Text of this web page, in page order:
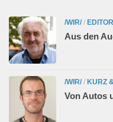
/WIR/ /
Aus den
/WIR/ / KURZ
Von Autos